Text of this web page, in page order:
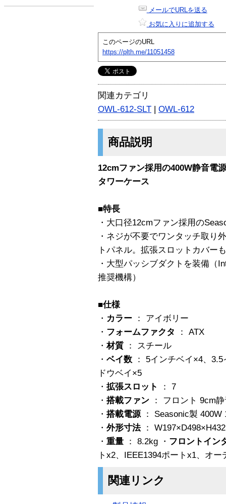
メールでURLを送る
お気に入りに追加する
このページのURL
https://plth.me/11051458
関連カテゴリ
OWL-612-SLT | OWL-612
商品説明
12cmファン採用の400W静音電
タワーケース
■特長
・大口径12cmファン採用の
・ネジが不要でワンタッチ取り
トパネル。拡張スロットカバー
・大型パッシブダクトを装備（
推奨機構）
■仕様
・ カラー ： アイボリー
・ フォームファクタ
： ATX
・材質 ： スチール
・ ベイ数 ： 5インチベイ×4、
ドウベイ×5
・ 拡張スロット
： 7
・ 搭載ファン ： フロント 9cm
・ 搭載電源 ： Seasonic製
・ 外形寸法：
・ 重量 ： 8.2kg ・ フロントイン
トx2、IEEE1394ポートx1、オー
関連リンク